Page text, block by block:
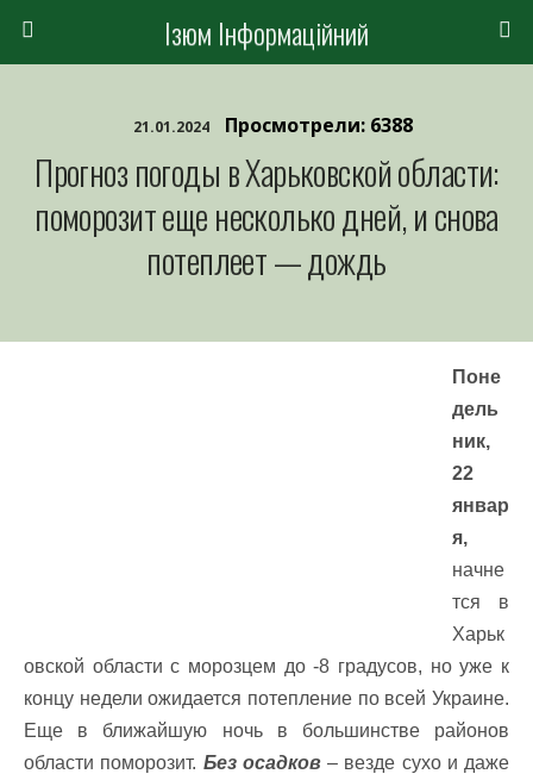
Ізюм Інформаційний
21.01.2024 Просмотрели: 6388
Прогноз погоды в Харьковской области:
поморозит еще несколько дней, и снова
потеплеет — дождь
Поне
дель
ник,
22
январ
я,
начне
тся в
Харьк
овской области с морозцем до -8 градусов, но уже к
концу недели ожидается потепление по всей Украине.
Еще в ближайшую ночь в большинстве районов
области поморозит. Без осадков– везде сухо и даже